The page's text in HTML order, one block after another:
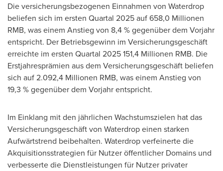
Die versicherungsbezogenen Einnahmen von Waterdrop
beliefen sich im ersten Quartal 2025 auf 658,0 Millionen
RMB, was einem Anstieg von 8,4 % gegenüber dem Vorjahr
entspricht. Der Betriebsgewinn im Versicherungsgeschäft
erreichte im ersten Quartal 2025 151,4 Millionen RMB. Die
Erstjahresprämien aus dem Versicherungsgeschäft beliefen
sich auf 2.092,4 Millionen RMB, was einem Anstieg von
19,3 % gegenüber dem Vorjahr entspricht.
Im Einklang mit den jährlichen Wachstumszielen hat das
Versicherungsgeschäft von Waterdrop einen starken
Aufwärtstrend beibehalten. Waterdrop verfeinerte die
Akquisitionsstrategien für Nutzer öffentlicher Domains und
verbesserte die Dienstleistungen für Nutzer privater